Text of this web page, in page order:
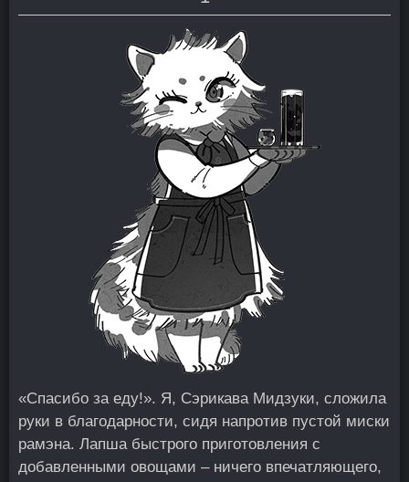
«Спасибо за еду!». Я, Сэрикава Мидзуки, сложила
руки в благодарности, сидя напротив пустой миски
рамэна. Лапша быстрого приготовления с
добавленными овощами – ничего впечатляющего,